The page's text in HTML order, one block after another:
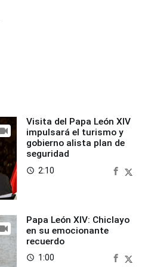
Visita del Papa León XIV
impulsará el turismo y
gobierno alista plan de
seguridad
access_time 2:10
Papa León XIV: Chiclayo
en su emocionante
recuerdo
access_time 1:00